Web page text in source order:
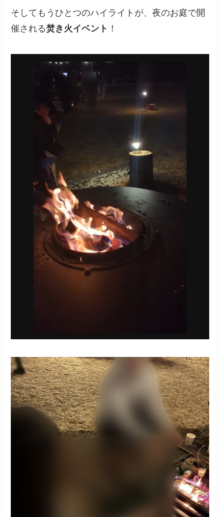
そしてもうひとつのハイライトが、夜のお庭で開
催される焚き火イベント ！